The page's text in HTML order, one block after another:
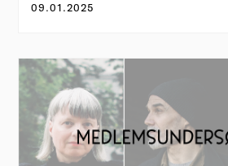
09.01.2025